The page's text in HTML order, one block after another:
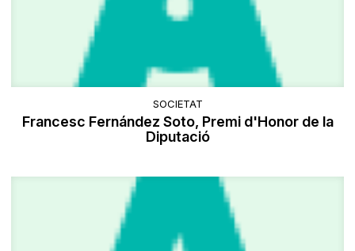
SOCIETAT
Francesc Fernández Soto, Premi d'Honor de la
Diputació